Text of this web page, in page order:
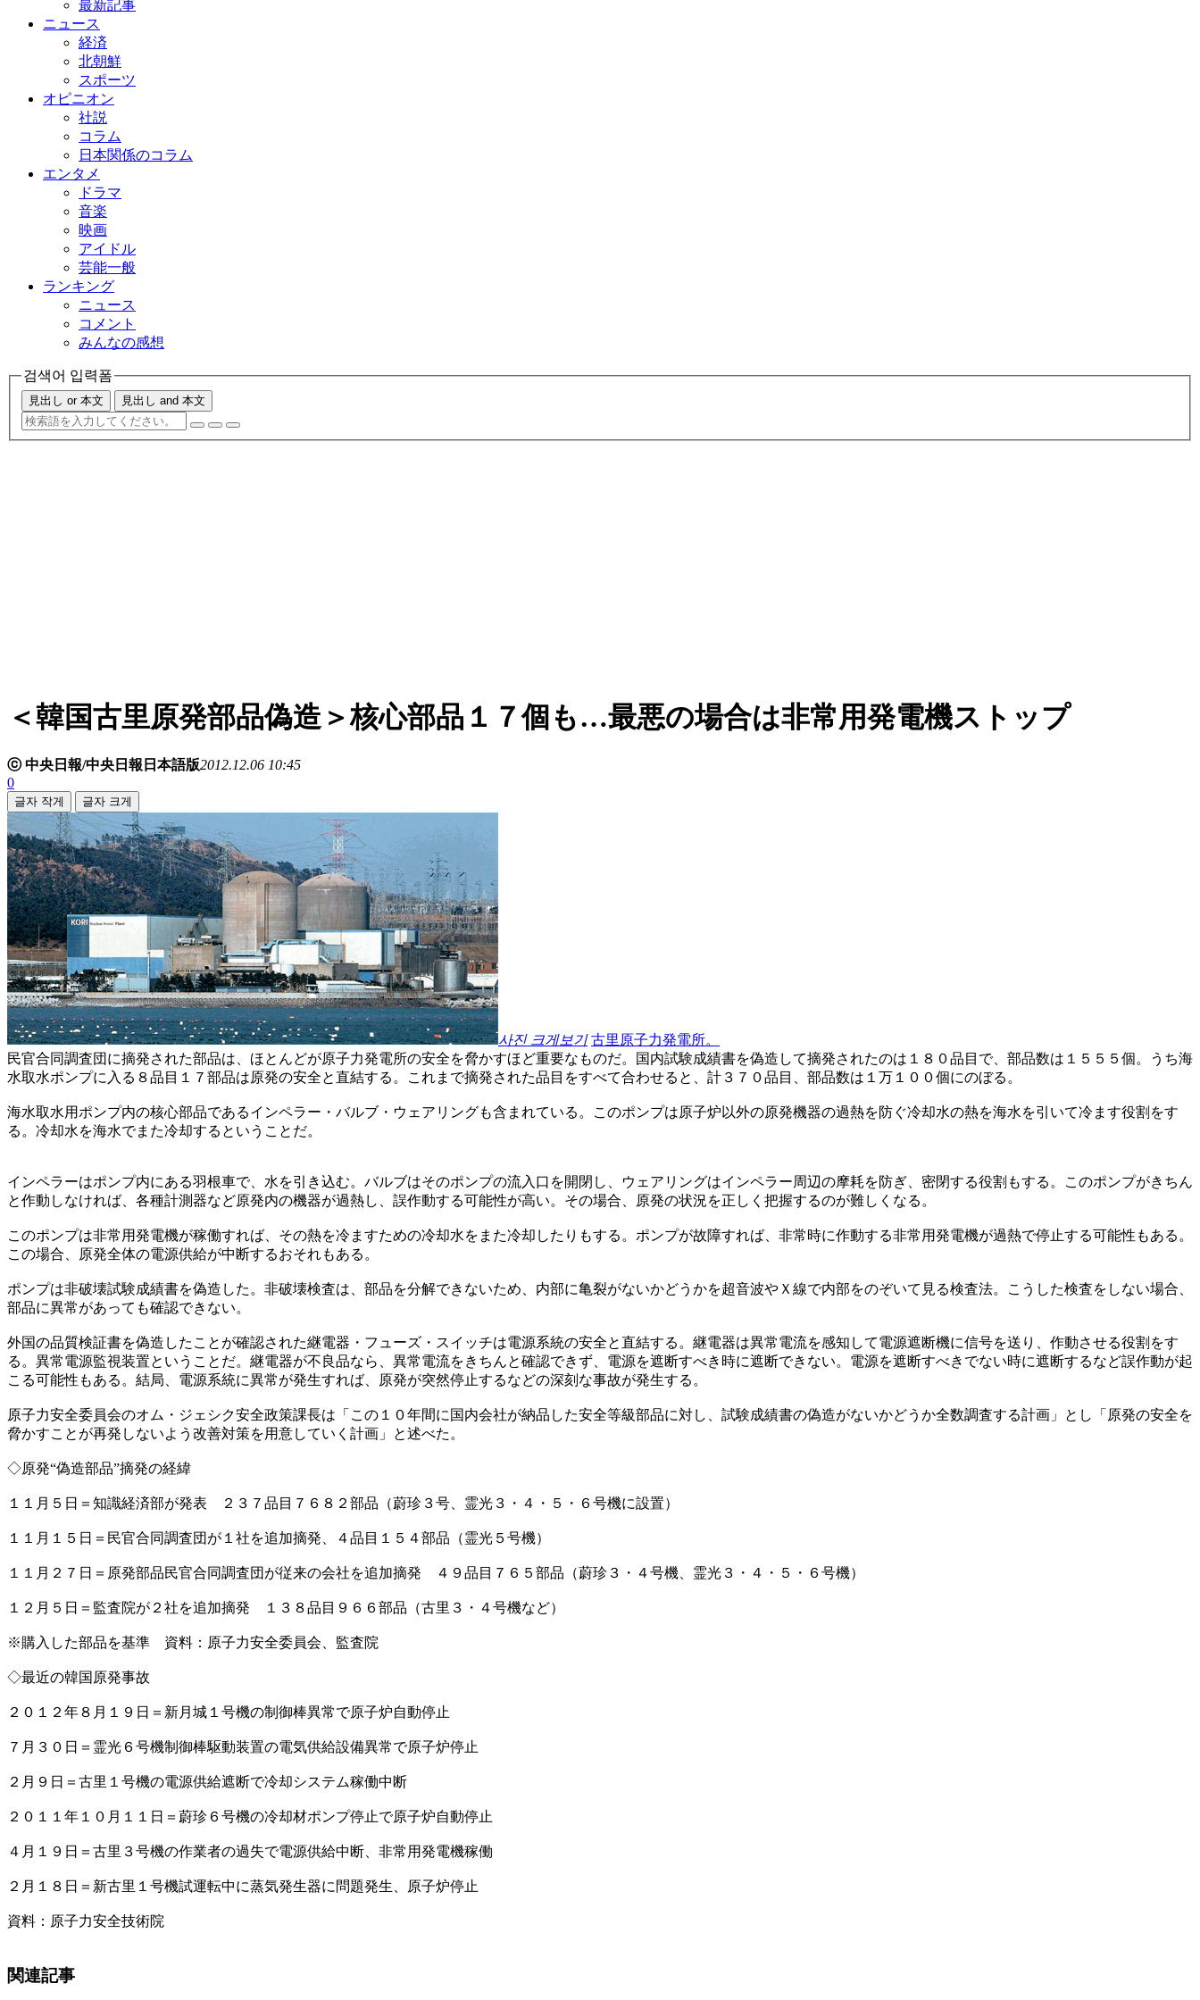
最新記事
ニュース
経済
北朝鮮
スポーツ
オピニオン
社説
コラム
日本関係のコラム
エンタメ
ドラマ
音楽
映画
アイドル
芸能一般
ランキング
ニュース
コメント
みんなの感想
검색어 입력폼
見出し or 本文 見出し and 本文
＜韓国古里原発部品偽造＞核心部品１７個も…最悪の場合は非常用発電機ストップ
ⓒ 中央日報/中央日報日本語版2012.12.06 10:45
0
글자 작게 글자 크게
사진 크게보기 古里原子力発電所。
民官合同調査団に摘発された部品は、ほとんどが原子力発電所の安全を脅かすほど重要なものだ。国内試験成績書を偽造して摘発されたのは１８０品目で、部品数は１５５５個。うち海
水取水ポンプに入る８品目１７部品は原発の安全と直結する。これまで摘発された品目をすべて合わせると、計３７０品目、部品数は１万１００個にのぼる。
海水取水用ポンプ内の核心部品であるインペラー・バルブ・ウェアリングも含まれている。このポンプは原子炉以外の原発機器の過熱を防ぐ冷却水の熱を海水を引いて冷ます役割をす
る。冷却水を海水でまた冷却するということだ。
インペラーはポンプ内にある羽根車で、水を引き込む。バルブはそのポンプの流入口を開閉し、ウェアリングはインペラー周辺の摩耗を防ぎ、密閉する役割もする。このポンプがきちん
と作動しなければ、各種計測器など原発内の機器が過熱し、誤作動する可能性が高い。その場合、原発の状況を正しく把握するのが難しくなる。
このポンプは非常用発電機が稼働すれば、その熱を冷ますための冷却水をまた冷却したりもする。ポンプが故障すれば、非常時に作動する非常用発電機が過熱で停止する可能性もある。
この場合、原発全体の電源供給が中断するおそれもある。
ポンプは非破壊試験成績書を偽造した。非破壊検査は、部品を分解できないため、内部に亀裂がないかどうかを超音波やＸ線で内部をのぞいて見る検査法。こうした検査をしない場合、
部品に異常があっても確認できない。
外国の品質検証書を偽造したことが確認された継電器・フューズ・スイッチは電源系統の安全と直結する。継電器は異常電流を感知して電源遮断機に信号を送り、作動させる役割をす
る。異常電源監視装置ということだ。継電器が不良品なら、異常電流をきちんと確認できず、電源を遮断すべき時に遮断できない。電源を遮断すべきでない時に遮断するなど誤作動が起
こる可能性もある。結局、電源系統に異常が発生すれば、原発が突然停止するなどの深刻な事故が発生する。
原子力安全委員会のオム・ジェシク安全政策課長は「この１０年間に国内会社が納品した安全等級部品に対し、試験成績書の偽造がないかどうか全数調査する計画」とし「原発の安全を
脅かすことが再発しないよう改善対策を用意していく計画」と述べた。
◇原発“偽造部品”摘発の経緯
１１月５日＝知識経済部が発表 ２３７品目７６８２部品（蔚珍３号、霊光３・４・５・６号機に設置）
１１月１５日＝民官合同調査団が１社を追加摘発、４品目１５４部品（霊光５号機）
１１月２７日＝原発部品民官合同調査団が従来の会社を追加摘発 ４９品目７６５部品（蔚珍３・４号機、霊光３・４・５・６号機）
１２月５日＝監査院が２社を追加摘発 １３８品目９６６部品（古里３・４号機など）
※購入した部品を基準 資料：原子力安全委員会、監査院
◇最近の韓国原発事故
２０１２年８月１９日＝新月城１号機の制御棒異常で原子炉自動停止
７月３０日＝霊光６号機制御棒駆動装置の電気供給設備異常で原子炉停止
２月９日＝古里１号機の電源供給遮断で冷却システム稼働中断
２０１１年１０月１１日＝蔚珍６号機の冷却材ポンプ停止で原子炉自動停止
４月１９日＝古里３号機の作業者の過失で電源供給中断、非常用発電機稼働
２月１８日＝新古里１号機試運転中に蒸気発生器に問題発生、原子炉停止
資料：原子力安全技術院
関連記事